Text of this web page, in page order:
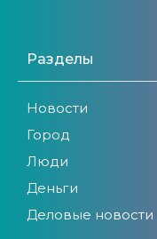
Разделы
Новости
Город
Люди
Деньги
Деловые новости